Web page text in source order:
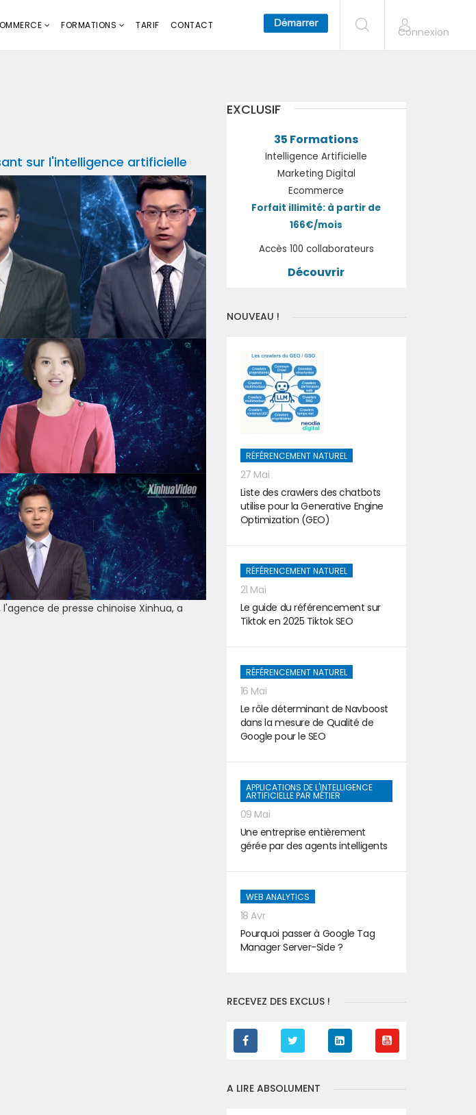
FORMATIONS TARIF CONTACT
Connexion
sur l'intelligence artificielle
de presse chinoise Xinhua, a
EXCLUSIF
35 Formations
Intelligence Artificielle
Marketing Digital
Ecommerce
Forfait illimité: à partir de
166€/mois
Accès 100 collaborateurs
Découvrir
NOUVEAU !
RÉFÉRENCEMENT NATUREL
27 Mai
Liste des crawlers des chatbots
utilise pour la Generative Engine
Optimization (GEO)
RÉFÉRENCEMENT NATUREL
21 Mai
Le guide du référencement sur
Tiktok en 2025 Tiktok SEO
RÉFÉRENCEMENT NATUREL
16 Mai
Le rôle déterminant de Navboost
dans la mesure de Qualité de
Google pour le SEO
APPLICATIONS DE L'INTELLIGENCE
ARTIFICIELLE PAR MÉTIER
09 Mai
Une entreprise entièrement
gérée par des agents intelligents
WEB ANALYTICS
18 Avr
Pourquoi passer à Google Tag
Manager Server-Side ?
RECEVEZ DES EXCLUS !
A LIRE ABSOLUMENT